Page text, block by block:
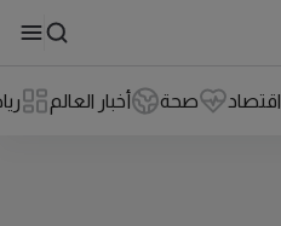
اقتصاد صحة أخبار العالم